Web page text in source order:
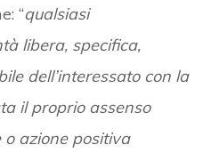
“qualsiasi
libera, specifica,
dell’interessato con la
il proprio assenso
azione positiva